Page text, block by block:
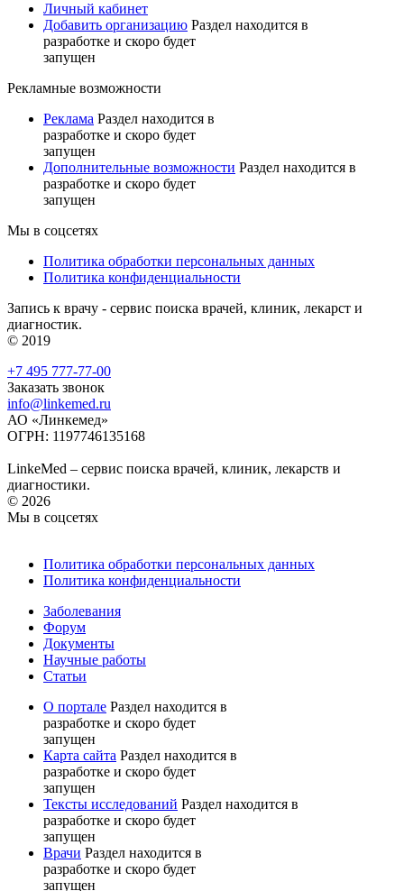
Личный кабинет
Добавить организацию Раздел находится в
разработке и скоро будет
запущен
Рекламные возможности
Реклама Раздел находится в
разработке и скоро будет
запущен
Дополнительные возможности Раздел находится в
разработке и скоро будет
запущен
Мы в соцсетях
Политика обработки персональных данных
Политика конфиденциальности
Запись к врачу - сервис поиска врачей, клиник, лекарст и
диагностик.
© 2019
+7 495 777-77-00
Заказать звонок
info@linkemed.ru
АО «Линкемед»
ОГРН: 1197746135168
LinkeMed – сервис поиска врачей, клиник, лекарств и
диагностики.
© 2026
Мы в соцсетях
Политика обработки персональных данных
Политика конфиденциальности
Заболевания
Форум
Документы
Научные работы
Статьи
О портале Раздел находится в
разработке и скоро будет
запущен
Карта сайта Раздел находится в
разработке и скоро будет
запущен
Тексты исследований Раздел находится в
разработке и скоро будет
запущен
Врачи Раздел находится в
разработке и скоро будет
запущен